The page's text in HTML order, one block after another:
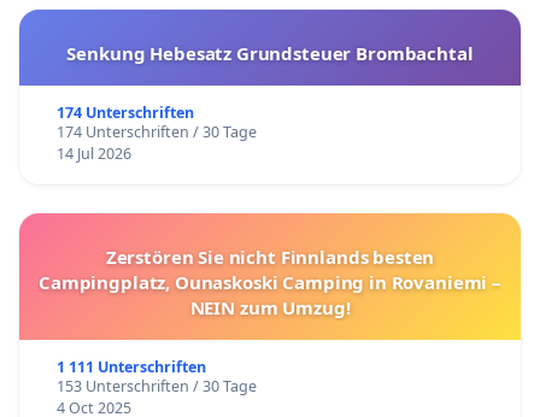
Senkung Hebesatz Grundsteuer Brombachtal
174 Unterschriften
174 Unterschriften / 30 Tage
14 Jul 2026
Zerstören Sie nicht Finnlands besten
Campingplatz, Ounaskoski Camping in Rovaniemi –
NEIN zum Umzug!
1 111 Unterschriften
153 Unterschriften / 30 Tage
4 Oct 2025